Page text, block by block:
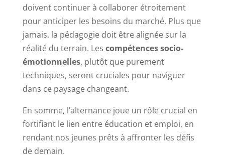
doivent continuer à collaborer étroitement
pour anticiper les besoins du marché. Plus que
jamais, la pédagogie doit être alignée sur la
réalité du terrain. Les compétences socio-
émotionnelles, plutôt que purement
techniques, seront cruciales pour naviguer
dans ce paysage changeant.
En somme, l’alternance joue un rôle crucial en
fortifiant le lien entre éducation et emploi, en
rendant nos jeunes prêts à affronter les défis
de demain.